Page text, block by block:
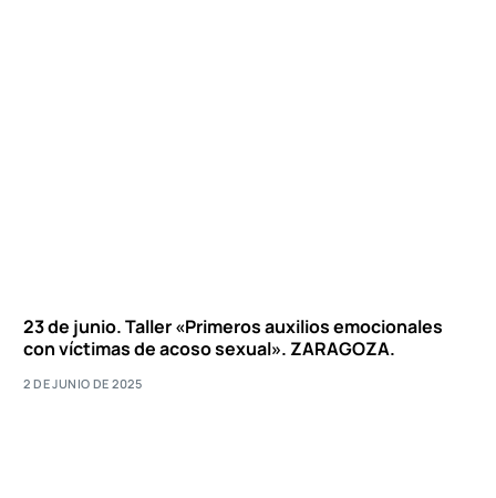
23 de junio. Taller «Primeros auxilios emocionales
con víctimas de acoso sexual». ZARAGOZA.
2 DE JUNIO DE 2025